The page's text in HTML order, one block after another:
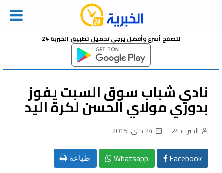
Skip
لتصفح أسرع وأفضل يرجى تحميل تطبيق الخبرية 24
نادي شباب سوق السبت يفوز
بدوري مولاي الحسن لكرة اليد
الخبرية 24 24 ماي، 2015
Facebook
Whatsapp طباعة